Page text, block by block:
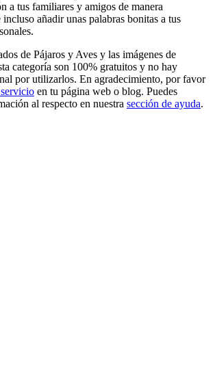
a tus familiares y amigos de manera
añadir unas palabras bonitas a tus
de Pájaros y Aves y las imágenes de
categoría son 100% gratuitos y no hay
por utilizarlos. En agradecimiento, por favor
en tu página web o blog. Puedes
al respecto en nuestra sección de ayuda.